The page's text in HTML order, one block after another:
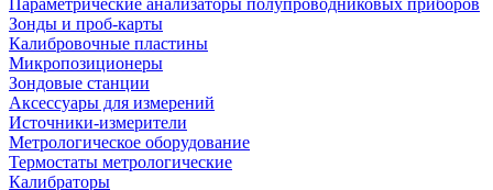
Параметрические анализаторы полупроводниковых приборов
Зонды и проб-карты
Калибровочные пластины
Микропозиционеры
Зондовые станции
Аксессуары для измерений
Источники-измерители
Метрологическое оборудование
Термостаты метрологические
Калибраторы